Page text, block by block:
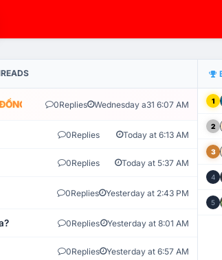
VLIKE.VN: HỆ THỐNG GIÁM SÁT TỰ
0Replies Wednesday a31 6:07 AM
0Replies Today at 6:13 AM
0Replies Today at 5:37 AM
0Replies Yesterday at 2:43 PM
0Replies Yesterday at 8:01 AM
0Replies Yesterday at 6:57 AM
1
2
3
4
5